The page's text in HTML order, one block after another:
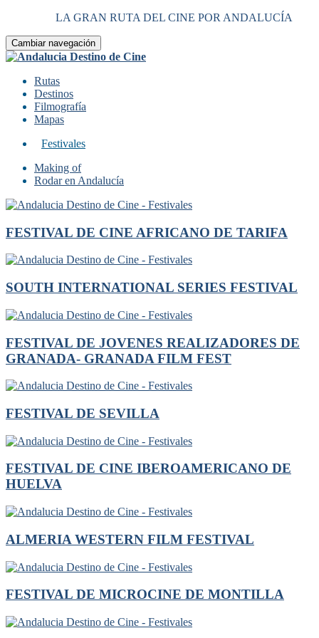
LA GRAN RUTA DEL CINE POR ANDALUCÍA
Cambiar navegación
Rutas
Destinos
Filmografía
Mapas
Festivales
Making of
Rodar en Andalucía
FESTIVAL DE CINE AFRICANO DE TARIFA
SOUTH INTERNATIONAL SERIES FESTIVAL
FESTIVAL DE JOVENES REALIZADORES DE
GRANADA- GRANADA FILM FEST
FESTIVAL DE SEVILLA
FESTIVAL DE CINE IBEROAMERICANO DE
HUELVA
ALMERIA WESTERN FILM FESTIVAL
FESTIVAL DE MICROCINE DE MONTILLA